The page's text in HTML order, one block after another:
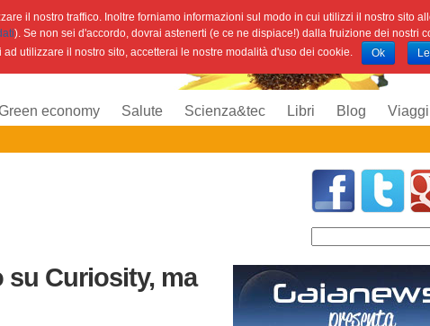
economy Salute Scienza&tec Libri Blog Viaggi
su Curiosity, ma
il nostro traffico. Inoltre forniamo informazioni sul modo in cui utilizzi il nostro sito
). Se non sei d'accordo, dovrai astenerti (e ce ne dispiace!) dalla fruizione dei nostri
ad utilizzare il nostro sito, accetterai le nostre modalità d'uso dei cookie. Ok